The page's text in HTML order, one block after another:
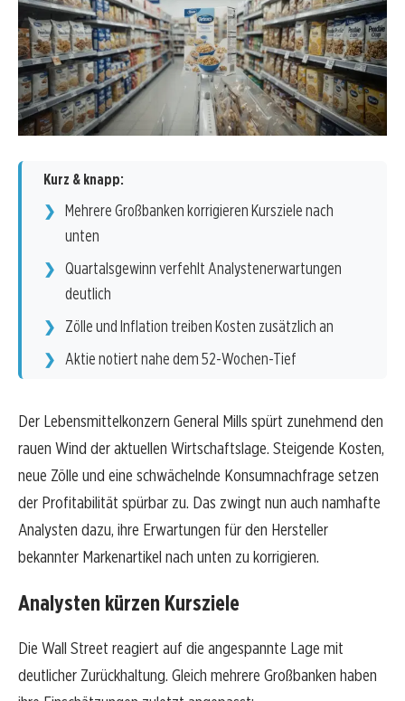
Kurz & knapp:
Mehrere Großbanken korrigieren Kursziele nach
unten
Quartalsgewinn verfehlt Analystenerwartungen
deutlich
Zölle und Inflation treiben Kosten zusätzlich an
Aktie notiert nahe dem 52-Wochen-Tief
Der Lebensmittelkonzern General Mills spürt zunehmend den
rauen Wind der aktuellen Wirtschaftslage. Steigende Kosten,
neue Zölle und eine schwächelnde Konsumnachfrage setzen
der Profitabilität spürbar zu. Das zwingt nun auch namhafte
Analysten dazu, ihre Erwartungen für den Hersteller
bekannter Markenartikel nach unten zu korrigieren.
Analysten kürzen Kursziele
Die Wall Street reagiert auf die angespannte Lage mit
deutlicher Zurückhaltung. Gleich mehrere Großbanken haben